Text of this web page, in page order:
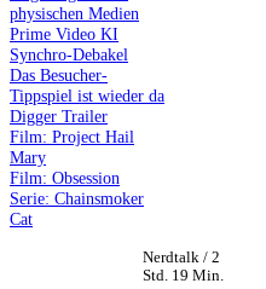
physischen Medien
Prime Video KI
Synchro-Debakel
Das Besucher-
Tippspiel ist wieder da
Digger Trailer
Film: Project Hail
Mary
Film: Obsession
Serie: Chainsmoker
Cat
Nerdtalk / 2
Std. 19 Min.